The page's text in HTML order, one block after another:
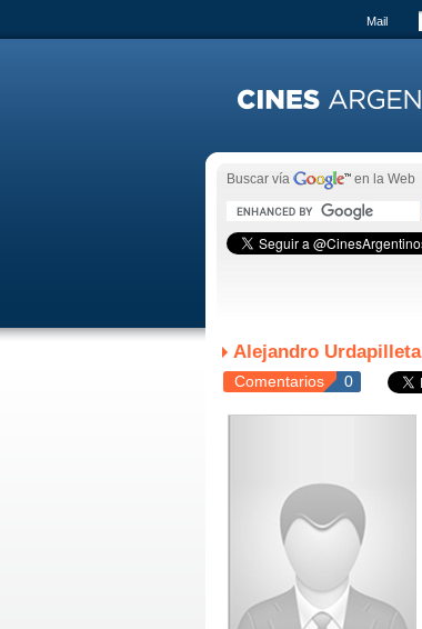
Mail
Buscar vía en la Web
Alejandro Urdapilleta
Comentarios 0